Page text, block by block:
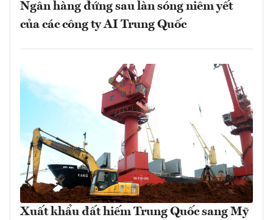
Ngân hàng đứng sau làn sóng niêm yết
của các công ty AI Trung Quốc
Xuất khẩu đất hiếm Trung Quốc sang Mỹ